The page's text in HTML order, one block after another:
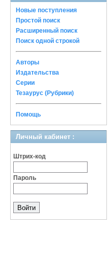
Новые поступления
Простой поиск
Расширенный поиск
Поиск одной строкой
Авторы
Издательства
Серии
Тезаурус (Рубрики)
Помощь
Личный кабинет :
Штрих-код
Пароль